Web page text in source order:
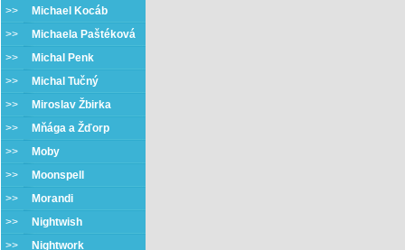
>>
Michael Kocáb
>>
Michaela Paštéková
>>
Michal Penk
>>
Michal Tučný
>>
Miroslav Žbirka
>>
Mňága a Žďorp
>>
Moby
>>
Moonspell
>>
Morandi
>>
Nightwish
>>
Nightwork